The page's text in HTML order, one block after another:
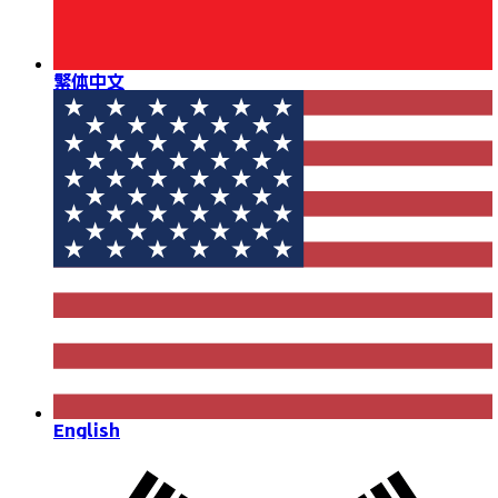
繁体中文
English